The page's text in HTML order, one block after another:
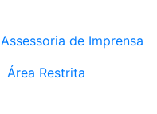
Assessoria de Imprensa
Área Restrita